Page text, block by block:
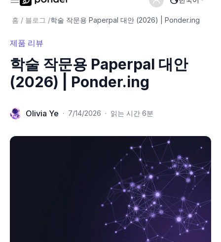
홈 / 블로그 /학술 작문용 Paperpal 대안 (2026) | Ponder.ing
제품 리뷰
학술 작문용 Paperpal 대안
(2026) | Ponder.ing
Olivia Ye · 7/14/2026 · 읽는 시간 6분